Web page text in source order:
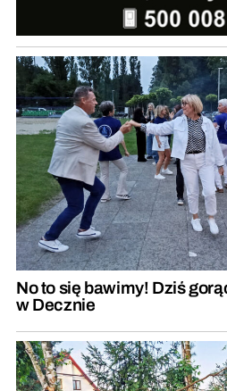
No to się bawimy! Dziś
w Decznie